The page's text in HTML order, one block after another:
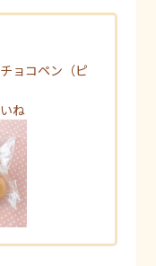
ョコペン（ピ
ね